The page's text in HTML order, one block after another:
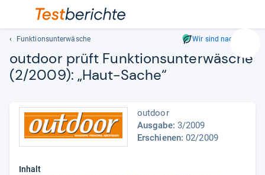
Geben
Funktionsunterwäsche Wir sind nachhaltig
out­door prüft Funk­ti­ons­un­ter­wä­sche
(2/2009): „Haut-​Sache“
outdoor
Ausgabe: 3/2009
Erschienen: 02/2009
Inhalt